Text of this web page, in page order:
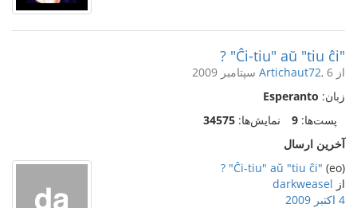
"Ĉi-tiu" aŭ "tiu ĉi" ?
از Artichaut72, 6 سپتامبر 2009
زبان: Esperanto
پست‌ها: 9 نمایش‌ها: 34575
آخرین ارسال
(eo)
"Ĉi-tiu" aŭ "tiu ĉi" ?
از darkweasel
4 اکتبر 2009